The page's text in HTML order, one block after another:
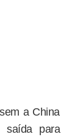
a China
saída para